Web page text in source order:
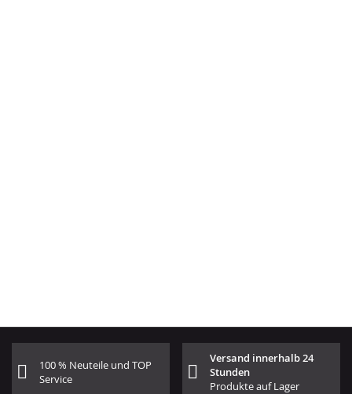
100 % Neuteile und TOP
Service
Versand innerhalb 24
Stunden
Produkte auf Lager